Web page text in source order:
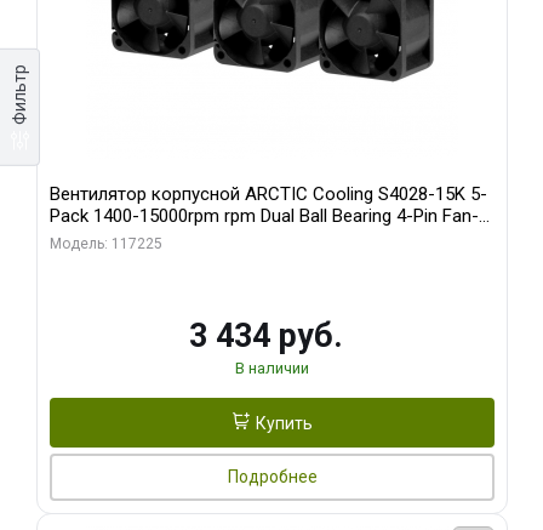
Фильтр
Вентилятор корпусной ARCTIC Cooling S4028-15K 5-
Pack 1400-15000rpm rpm Dual Ball Bearing 4-Pin Fan-
Connector (ACFAN00274A)
Модель: 117225
3 434 руб.
В наличии
Купить
Подробнее